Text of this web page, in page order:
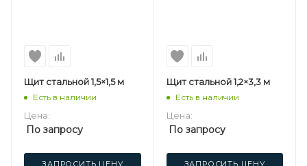
Щит стальной 1,5×1,5 м
Есть в наличии
Цена:
По запросу
ЗАПРОСИТЬ ЦЕНУ
Щит стальной 1,2×3,3 м
Есть в наличии
Цена:
По запросу
ЗАПРОСИТЬ ЦЕНУ